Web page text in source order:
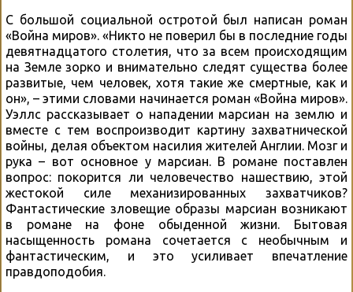
С большой социальной остротой был написан роман
«Война миров». «Никто не поверил бы в последние годы
девятнадцатого столетия, что за всем происходящим
на Земле зорко и внимательно следят существа более
развитые, чем человек, хотя такие же смертные, как и
он», – этими словами начинается роман «Война миров».
Уэллс рассказывает о нападении марсиан на землю и
вместе с тем воспроизводит картину захватнической
войны, делая объектом насилия жителей Англии. Мозг и
рука – вот основное у марсиан. В романе поставлен
вопрос: покорится ли человечество нашествию, этой
жестокой силе механизированных захватчиков?
Фантастические зловещие образы марсиан возникают
в романе на фоне обыденной жизни. Бытовая
насыщенность романа сочетается с необычным и
фантастическим, и это усиливает впечатление
правдоподобия.